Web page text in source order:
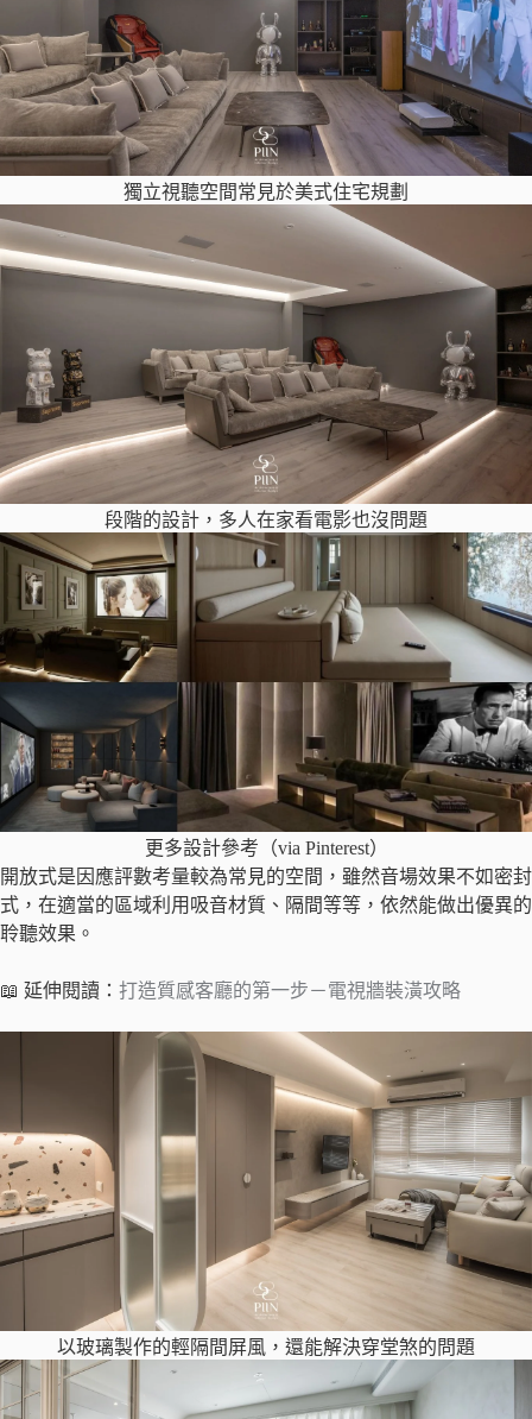
獨立視聽空間常見於美式住宅規劃
段階的設計，多人在家看電影也沒問題
更多設計參考（via Pinterest）
開放式是因應評數考量較為常見的空間，雖然音場效果不如密封
式，在適當的區域利用吸音材質、隔間等等，依然能做出優異的
聆聽效果。
📖 延伸閱讀： 打造質感客廳的第一步－電視牆裝潢攻略
以玻璃製作的輕隔間屏風，還能解決穿堂煞的問題